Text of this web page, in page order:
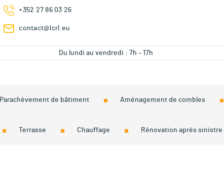
+352 27 86 03 26
contact@lcrl.eu
Du lundi au vendredi : 7h – 17h
Parachèvement de bâtiment Aménagement de combles
Terrasse Chauffage Rénovation après sinistre